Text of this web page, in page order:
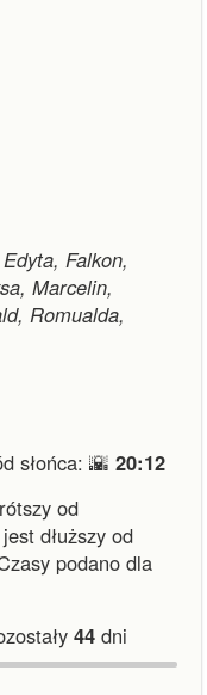
Falkon,
Marcelin,
Romualda,
słońca: 🌇 20:12
od
jest dłuższy od
podano dla
44 dni